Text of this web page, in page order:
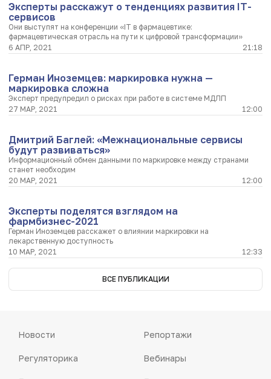
Эксперты расскажут о тенденциях развития IT-
сервисов
Они выступят на конференции «IT в фармацевтике:
фармацевтическая отрасль на пути к цифровой трансформации»
6 АПР, 2021
21:18
Герман Иноземцев: маркировка нужна —
маркировка сложна
Эксперт предупредил о рисках при работе в системе МДЛП
27 МАР, 2021
12:00
Дмитрий Баглей: «Межнациональные сервисы
будут развиваться»
Информационный обмен данными по маркировке между странами
станет необходим
20 МАР, 2021
12:00
Эксперты поделятся взглядом на
фармбизнес-2021
Герман Иноземцев расскажет о влиянии маркировки на
лекарственную доступность
10 МАР, 2021
12:33
ВСЕ ПУБЛИКАЦИИ
Новости
Регуляторика
Репортажи
Вебинары